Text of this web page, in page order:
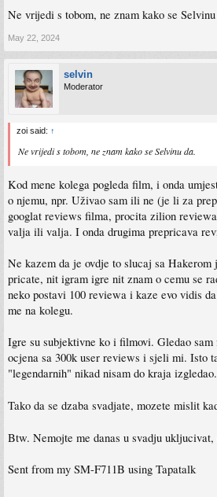
Ne vrijedi s tobom, ne znam kako se
May 22, 2024
selvin
Moderator
zoi said: ↑
Ne vrijedi s tobom, ne znam kako se Selvinu da.
Kod mene kolega pogleda film, i onda
o njemu, npr. Uživao sam ili ne (je li za
googlat reviews filma, procita zilion
valja ili valja. I onda drugima prepricava
Ne kazem da je ovdje to slucaj sa Hakerom
pricate, nit igram igre nit znam o cemu se
neko postavi 100 reviewa i kaze evo vidis
me na kolegu.
Igre su subjektivne ko i filmovi. Gledao sam
ocjena sa 300k user reviews i sjeli mi. Isto
"legendarnih" nikad nisam do kraja izgledao.
Tako da se dzaba svadjate, mozete mislit
Btw. Nemojte me danas u svadju
Sent from my SM-F711B using Tapatalk